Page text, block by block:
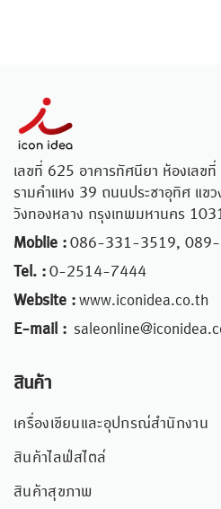
เลขที่ 625 อาคารทัศนียา ห้องเล
รามคำแหง 39 ถนนประชาอุทิศ แขว
วังทองหลาง กรุงเทพมหานคร
Moblie :086-331-3519,
Tel. :0-2514-7444
Website :www.iconidea.co.th
E-mail :
สินค้า
เครื่องเขียนและอุปกรณ์สำนักงาน
สินค้าไลฟ์สไตล์
สินค้าสุขภาพ